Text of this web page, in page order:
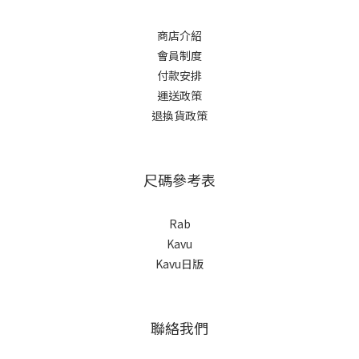
商店介紹
會員制度
付款安排
運送政策
退換貨政策
尺碼參考表
Rab
Kavu
Kavu日版
聯絡我們